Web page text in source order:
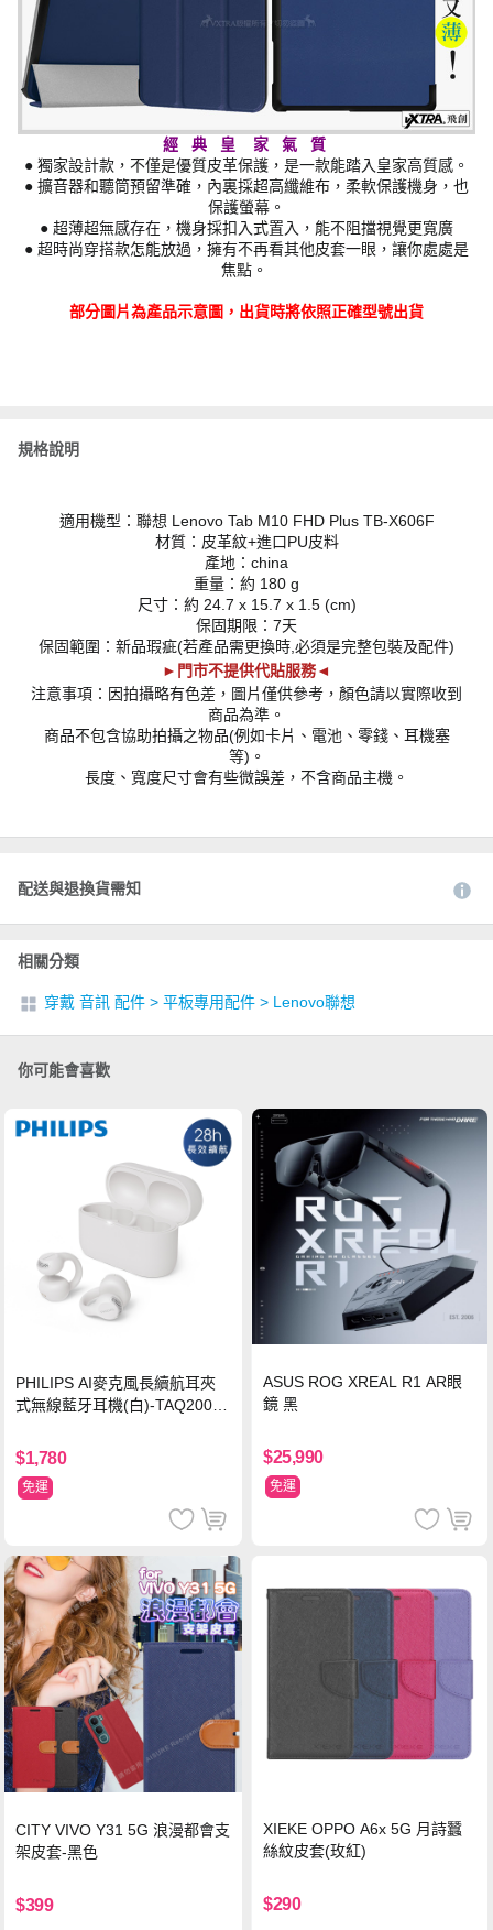
經 典 皇 家 氣 質
● 獨家設計款，不僅是優質皮革保護，是一款能踏入皇家高質感。
● 擴音器和聽筒預留準確，內裏採超高纖維布，柔軟保護機身，也
保護螢幕。
● 超薄超無感存在，機身採扣入式置入，能不阻擋視覺更寬廣
● 超時尚穿搭款怎能放過，擁有不再看其他皮套一眼，讓你處處是
焦點。
部分圖片為產品示意圖，出貨時將依照正確型號出貨
規格說明
適用機型：聯想 Lenovo Tab M10 FHD Plus TB-X606F
材質：皮革紋+進口PU皮料
產地：china
重量：約 180 g
尺寸：約 24.7 x 15.7 x 1.5 (cm)
保固期限：7天
保固範圍：新品瑕疵(若產品需更換時,必須是完整包裝及配件)
►門市不提供代貼服務◄
注意事項：因拍攝略有色差，圖片僅供參考，顏色請以實際收到
商品為準。
商品不包含協助拍攝之物品(例如卡片、電池、零錢、耳機塞
等)。
長度、寬度尺寸會有些微誤差，不含商品主機。
配送與退換貨需知
相關分類
穿戴 音訊 配件 > 平板專用配件 > Lenovo聯想
你可能會喜歡
PHILIPS AI麥克風長續航耳夾
式無線藍牙耳機(白)-TAQ2000
$1,780
免運
ASUS ROG XREAL R1 AR眼
鏡 黑
$25,990
免運
CITY VIVO Y31 5G 浪漫都會支
架皮套-黑色
$399
XIEKE OPPO A6x 5G 月詩蠶
絲紋皮套(玫紅)
$290